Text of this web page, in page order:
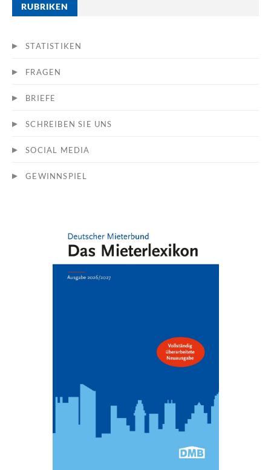
RUBRIKEN
STATISTIKEN
FRAGEN
BRIEFE
SCHREIBEN SIE UNS
SOCIAL MEDIA
GEWINNSPIEL